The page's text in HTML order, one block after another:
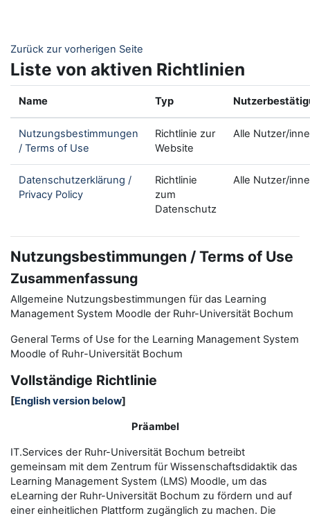
Zurück zur vorherigen Seite
Liste von aktiven Richtlinien
Name Typ
Nutzungsbestimmungen
/ Terms of Use
Richtlinie zur
Website
Alle Nutzer/
Datenschutzerklärung /
Privacy Policy
Richtlinie
zum
Datenschutz
Alle Nutzer/
Nutzungsbestimmungen / Terms of Use
Zusammenfassung
Allgemeine Nutzungsbestimmungen für das Learning
Management System Moodle der Ruhr-Universität Bochum
General Terms of Use for the Learning Management System
Moodle of Ruhr-Universität Bochum
Vollständige Richtlinie
[English version below]
Präambel
IT.Services der Ruhr-Universität Bochum betreibt
gemeinsam mit dem Zentrum für Wissenschaftsdidaktik das
Learning Management System (LMS) Moodle, um das
eLearning der Ruhr-Universität Bochum zu fördern und auf
einer einheitlichen Plattform zugänglich zu machen. Die